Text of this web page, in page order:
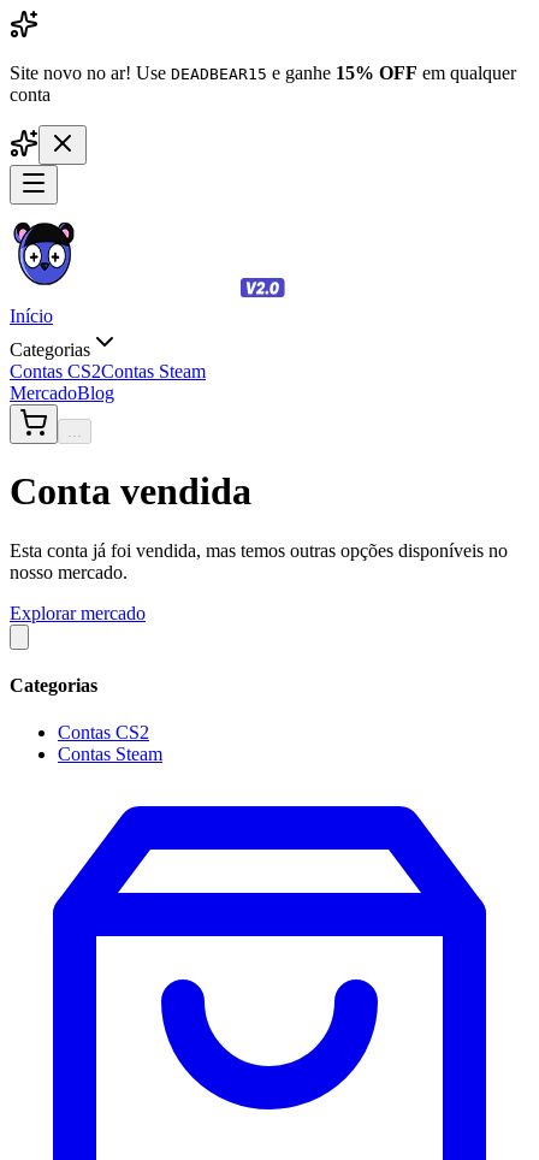
Site novo no ar! Use DEADBEAR15 e ganhe 15% OFF em qualquer
conta
Início
Categorias
Contas CS2Contas Steam
MercadoBlog
...
Conta vendida
Esta conta já foi vendida, mas temos outras opções disponíveis no
nosso mercado.
Explorar mercado
Categorias
Contas CS2
Contas Steam